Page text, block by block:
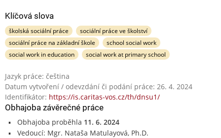
Klíčová slova
školská sociální práce
sociální práce ve školství
sociální práce na základní škole
school social work
social work in education
social work at primary school
Jazyk práce: čeština
Datum vytvoření / odevzdání či podání práce: 26. 4. 2024
Identifikátor: https://is.caritas-vos.cz/th/dnsu1/
Obhajoba závěrečné práce
Obhajoba proběhla 11. 6. 2024
Vedoucí: Mgr. Nataša Matulayová, Ph.D.